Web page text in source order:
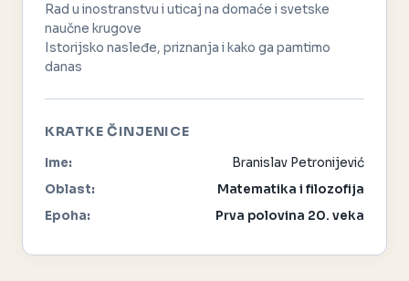
Rad u inostranstvu i uticaj na domaće i svetske
naučne krugove
Istorijsko nasleđe, priznanja i kako ga pamtimo
danas
KRATKE ČINJENICE
Ime:
Branislav Petronijević
Oblast:
Matematika i filozofija
Epoha:
Prva polovina 20. veka